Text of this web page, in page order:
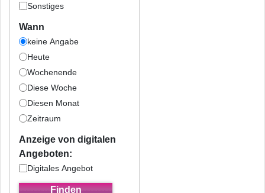
Sonstiges
Wann
keine Angabe
Heute
Wochenende
Diese Woche
Diesen Monat
Zeitraum
Anzeige von digitalen
Angeboten:
Digitales Angebot